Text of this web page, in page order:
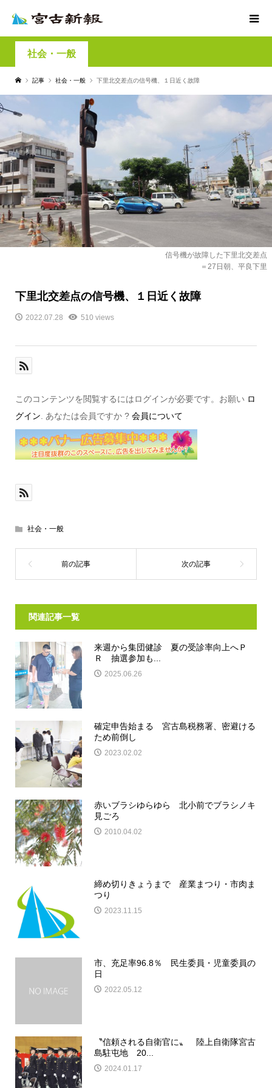
社会・一般
記事 社会・一般 下里北交差点の信号機、１日近く故障
信号機が故障した下里北交差点
＝27日朝、平良下里
下里北交差点の信号機、１日近く故障
2022.07.28 510 views
このコンテンツを閲覧するにはログインが必要です。お願い ロ
グイン. あなたは会員ですか ? 会員について
社会・一般
関連記事一覧
来週から集団健診 夏の受診率向上へＰ
Ｒ 抽選参加も...
2025.06.26
確定申告始まる 宮古島税務署、密避ける
ため前倒し
2023.02.02
赤いブラシゆらゆら 北小前でブラシノキ
見ごろ
2010.04.02
締め切りきょうまで 産業まつり・市肉ま
つり
2023.11.15
市、充足率96.8％ 民生委員・児童委員の
日
2022.05.12
〝信頼される自衛官に〟 陸上自衛隊宮古
島駐屯地 20...
2024.01.17